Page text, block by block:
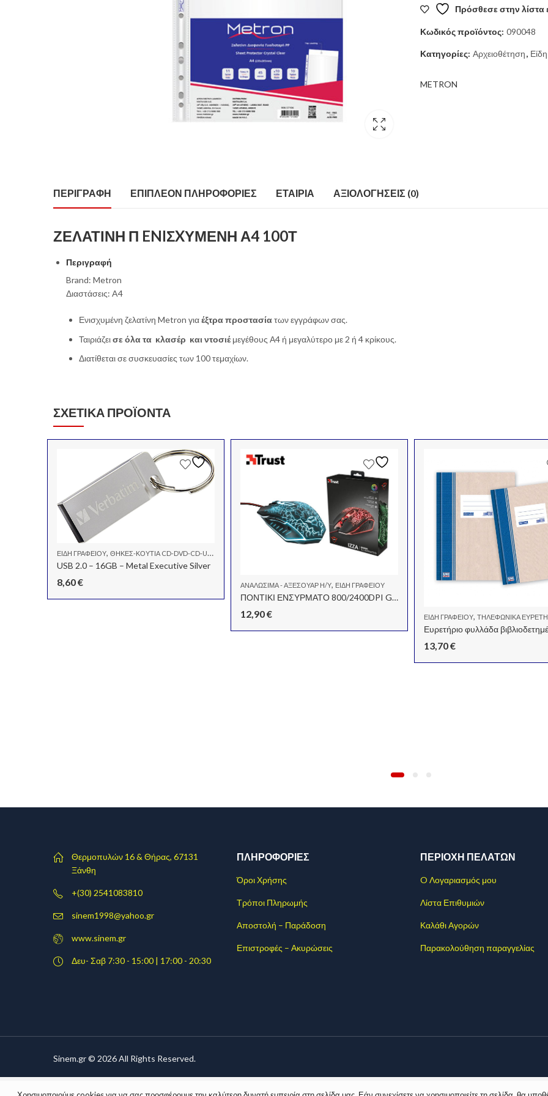
2,60 €.
είναι:
2,30 €.
Πρόσθεσε στην λίστα
Κωδικός προϊόντος: 090048
Κατηγορίες: Αρχειοθέτηση,
METRON
ΠΕΡΙΓΡΑΦΉ ΕΠΙΠΛΈΟΝ ΠΛΗΡΟΦΟΡΊΕΣ ΕΤΑΙΡΊΑ ΑΞΙΟΛΟΓΉΣΕΙΣ (0)
ΖΕΛΑΤΙΝΗ Π ENIΣXΥΜΕΝΗ Α4 100Τ
Περιγραφή
Brand: Metron
Διαστάσεις: A4
Ενισχυμένη ζελατίνη Metron γιαέξτρα προστασίατων εγγράφων σας.
Ταιριάζεισε όλα τα κλασέρ και ντοσιέ μεγέθους Α4 ή μεγαλύτερο με 2 ή 4 κρίκους.
Διατίθεται σε συσκευασίες των 100 τεμαχίων.
ΣΧΕΤΙΚΆ ΠΡΟΪΌΝΤΑ
ΕΊΔΗ ΓΡΑΦΕΊΟΥ, ΘΉΚΕΣ-ΚΟΥΤΙΆ CD-DVD-CD-USB
USB 2.0 – 16GB – Metal Executive Silver
8,60€ ΑΝΑΛΏΣΙΜΑ - ΑΞΕΣΟΥΆΡ Η/Υ, ΕΊΔΗ ΓΡΑΦΕΊΟΥ
ΠΟΝΤΙΚΙ ΕΝΣΥΡΜΑΤΟ 800/2400DPI GXT 105 IZZ ILLUMINATED
12,90€ ΕΊΔΗ ΓΡΑΦΕΊΟΥ, ΤΗΛΕΦΩΝΙΚΆ ΕΥΡΕΤΉΡΙΑ-
13,70€
Θερμοπυλών 16 & Θήρας, 67131
Ξάνθη
+(30) 2541083810
sinem1998@yahoo.gr
www.sinem.gr
Δευ- Σαβ 7:30 - 15:00 | 17:00 - 20:30
ΠΛΗΡΟΦΟΡΊΕΣ
Όροι Χρήσης
Τρόποι Πληρωμής
Αποστολή – Παράδοση
Επιστροφές – Ακυρώσεις
ΠΕΡΙΟΧΗ ΠΕΛΑΤΩΝ
O Λογαριασμός μου
Λίστα Επιθυμιών
Καλάθι Αγορών
Παρακολούθηση παραγγελίας
Sinem.gr © 2026 All Rights Reserved.